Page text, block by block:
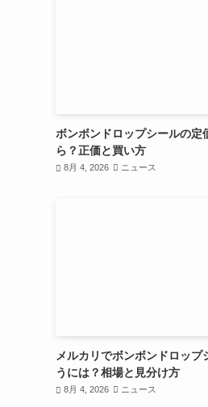
ボンボンドロップシールの定
ら？正価と買い方
8月 4, 2026 ニュース
メルカリでボンボンドロップ
うには？相場と見分け方
8月 4, 2026 ニュース